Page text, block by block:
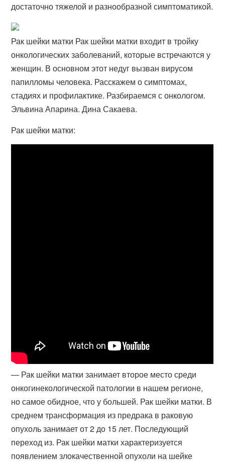
достаточно тяжелой и разнообразной симптоматикой.
Рак шейки матки Рак шейки матки входит в тройку
онкологических заболеваний, которые встречаются у
женщин. В основном этот недуг вызван вирусом
папилломы человека. Расскажем о симптомах,
стадиях и профилактике. Разбираемся с онкологом.
Эльвина Апарина. Дина Сакаева.
Рак шейки матки:
— Рак шейки матки занимает второе место среди
онкогинекологической патологии в нашем регионе,
но самое обидное, что у большей. Рак шейки матки. В
среднем трансформация из предрака в раковую
опухоль занимает от 2 до 15 лет. Последующий
переход из. Рак шейки матки характеризуется
появлением злокачественной опухоли на шейке